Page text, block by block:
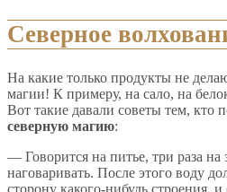
Северное
На какие только продукты не
магии! К примеру, на сало, на
Вот такие давали советы тем, кто
северную магию:
— Говорится на питье, три раза
наговаривать. После этого воду
сторону какого-нибудь строения,